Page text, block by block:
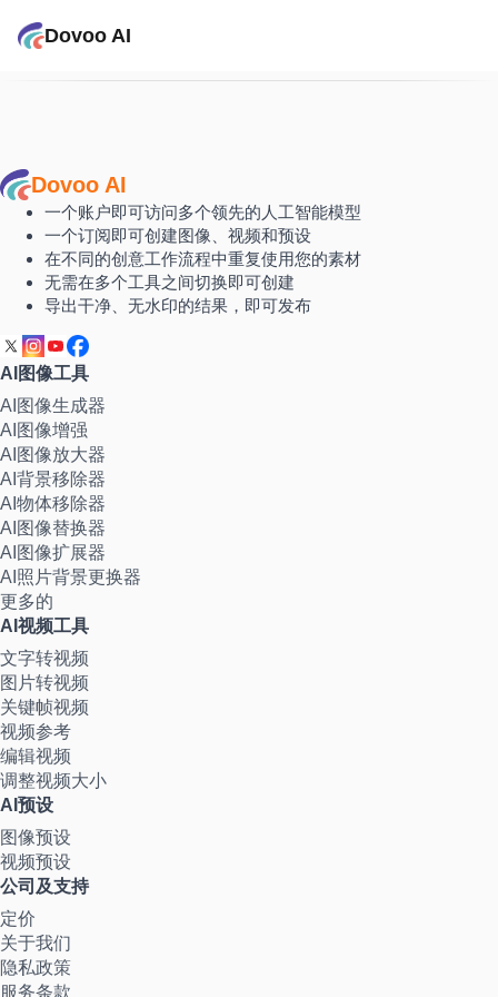
Dovoo AI
Dovoo AI
一个账户即可访问多个领先的人工智能模型
一个订阅即可创建图像、视频和预设
在不同的创意工作流程中重复使用您的素材
无需在多个工具之间切换即可创建
导出干净、无水印的结果，即可发布
AI图像工具
AI图像生成器
AI图像增强
AI图像放大器
AI背景移除器
AI物体移除器
AI图像替换器
AI图像扩展器
AI照片背景更换器
更多的
AI视频工具
文字转视频
图片转视频
关键帧视频
视频参考
编辑视频
调整视频大小
AI预设
图像预设
视频预设
公司及支持
定价
关于我们
隐私政策
服务条款